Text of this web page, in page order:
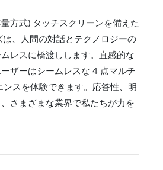
方式) タッチスクリーンを備えた
、人間の対話とテクノロジーの
レスに橋渡しします。直感的な
ザーはシームレスな 4 点マルチ
ンスを体験できます。応答性、明
さまざまな業界で私たちが力を